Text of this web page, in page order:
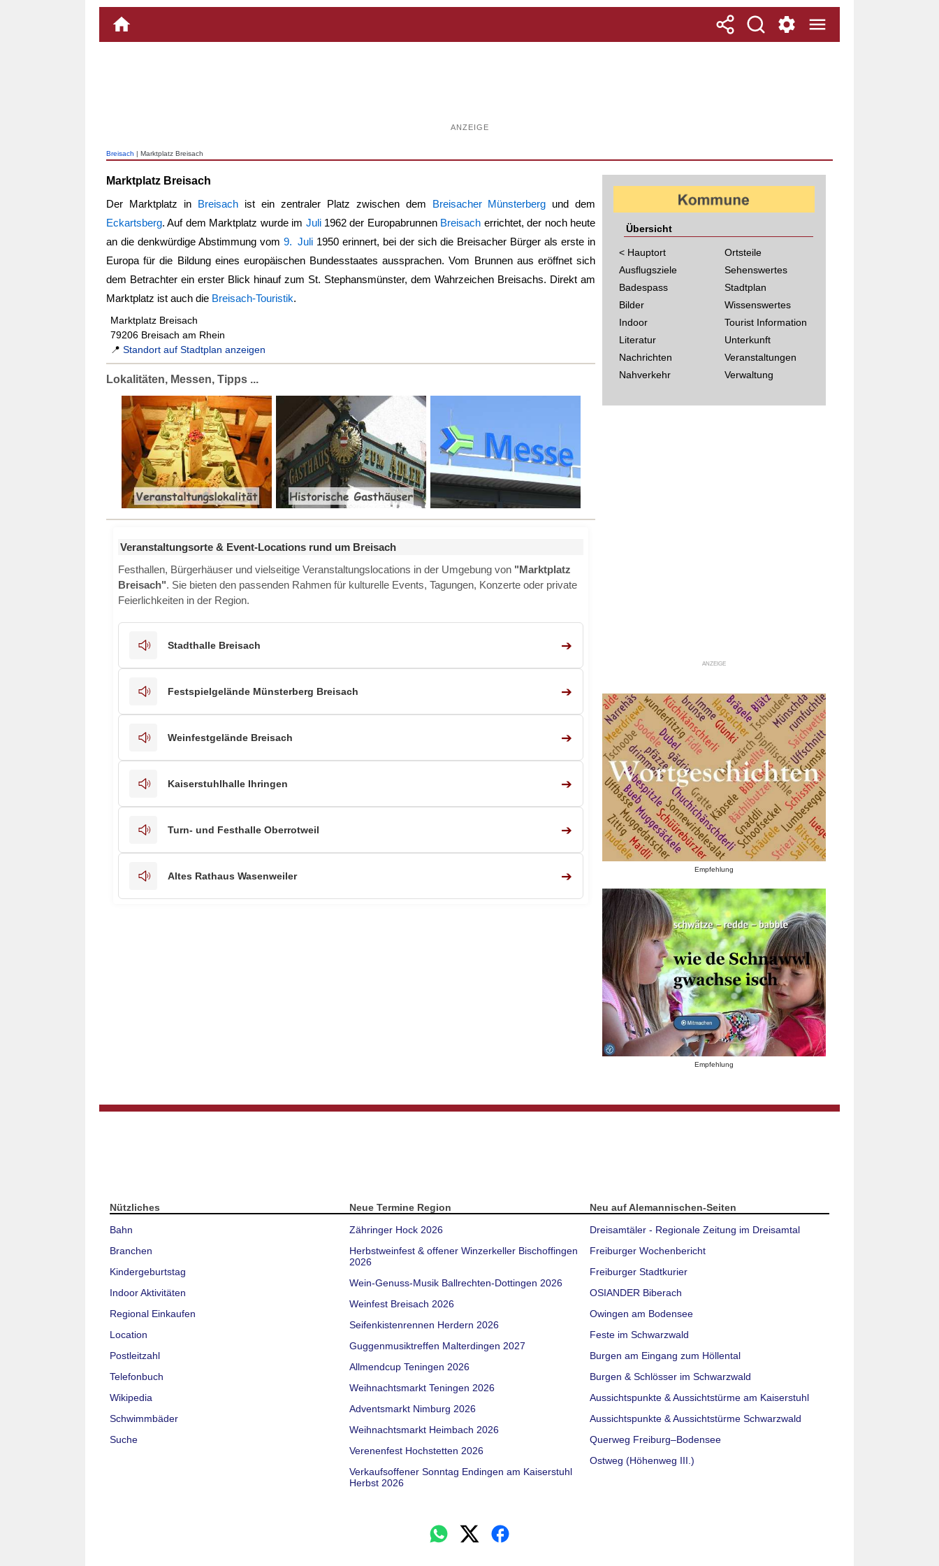
ANZEIGE
Breisach | Marktplatz Breisach
Marktplatz Breisach
Der Marktplatz in Breisach ist ein zentraler Platz zwischen dem Breisacher Münsterberg und dem
Eckartsberg. Auf dem Marktplatz wurde im Juli1962 der Europabrunnen Breisach errichtet, der noch heute
an die denkwürdige Abstimmung vom 9. Juli 1950 erinnert, bei der sich die Breisacher Bürger als erste in
Europa für die Bildung eines europäischen Bundesstaates aussprachen. Vom Brunnen aus eröffnet sich
dem Betrachter ein erster Blick hinauf zum St. Stephansmünster, dem Wahrzeichen Breisachs. Direkt am
Marktplatz ist auch die Breisach-Touristik.
Marktplatz Breisach
79206 Breisach am Rhein
📍 Standort auf Stadtplan anzeigen
Lokalitäten, Messen, Tipps ...
Veranstaltungsorte & Event-Locations rund um Breisach
Festhallen, Bürgerhäuser und vielseitige Veranstaltungslocations in der Umgebung von "Marktplatz
Breisach". Sie bieten den passenden Rahmen für kulturelle Events, Tagungen, Konzerte oder private
Feierlichkeiten in der Region.
Stadthalle Breisach ➔
Festspielgelände Münsterberg Breisach ➔
Weinfestgelände Breisach ➔
Kaiserstuhlhalle Ihringen ➔
Turn- und Festhalle Oberrotweil ➔
Altes Rathaus Wasenweiler ➔
Übersicht
< Hauptort
Ausflugsziele
Badespass
Bilder
Indoor
Literatur
Nachrichten
Nahverkehr
Ortsteile
Sehenswertes
Stadtplan
Wissenswertes
Tourist Information
Unterkunft
Veranstaltungen
Verwaltung
ANZEIGE
Empfehlung
Empfehlung
Nützliches
Bahn
Branchen
Kindergeburtstag
Indoor Aktivitäten
Regional Einkaufen
Location
Postleitzahl
Telefonbuch
Wikipedia
Schwimmbäder
Suche
Neue Termine Region
Zähringer Hock 2026
Herbstweinfest & offener Winzerkeller Bischoffingen
2026
Wein-Genuss-Musik Ballrechten-Dottingen 2026
Weinfest Breisach 2026
Seifenkistenrennen Herdern 2026
Guggenmusiktreffen Malterdingen 2027
Allmendcup Teningen 2026
Weihnachtsmarkt Teningen 2026
Adventsmarkt Nimburg 2026
Weihnachtsmarkt Heimbach 2026
Verenenfest Hochstetten 2026
Verkaufsoffener Sonntag Endingen am Kaiserstuhl
Herbst 2026
Neu auf Alemannischen-Seiten
Dreisamtäler - Regionale Zeitung im Dreisamtal
Freiburger Wochenbericht
Freiburger Stadtkurier
OSIANDER Biberach
Owingen am Bodensee
Feste im Schwarzwald
Burgen am Eingang zum Höllental
Burgen & Schlösser im Schwarzwald
Aussichtspunkte & Aussichtstürme am Kaiserstuhl
Aussichtspunkte & Aussichtstürme Schwarzwald
Querweg Freiburg–Bodensee
Ostweg (Höhenweg III.)